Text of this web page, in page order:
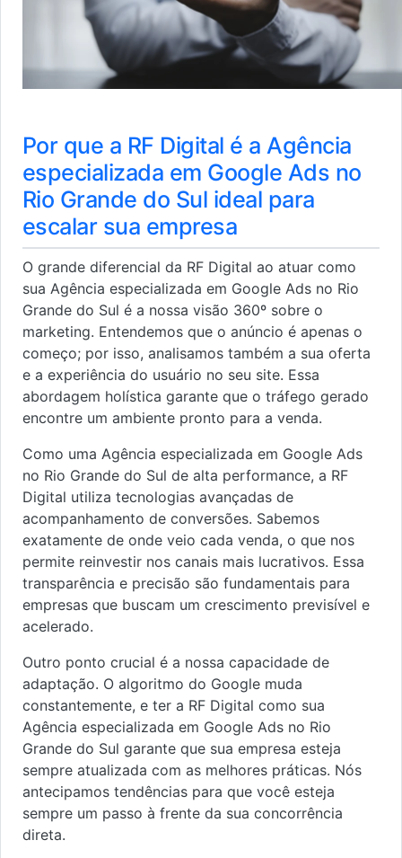
Por que a RF Digital é a Agência
especializada em Google Ads no
Rio Grande do Sul ideal para
escalar sua empresa
O grande diferencial da RF Digital ao atuar como
sua Agência especializada em Google Ads no Rio
Grande do Sul é a nossa visão 360º sobre o
marketing. Entendemos que o anúncio é apenas o
começo; por isso, analisamos também a sua oferta
e a experiência do usuário no seu site. Essa
abordagem holística garante que o tráfego gerado
encontre um ambiente pronto para a venda.
Como uma Agência especializada em Google Ads
no Rio Grande do Sul de alta performance, a RF
Digital utiliza tecnologias avançadas de
acompanhamento de conversões. Sabemos
exatamente de onde veio cada venda, o que nos
permite reinvestir nos canais mais lucrativos. Essa
transparência e precisão são fundamentais para
empresas que buscam um crescimento previsível e
acelerado.
Outro ponto crucial é a nossa capacidade de
adaptação. O algoritmo do Google muda
constantemente, e ter a RF Digital como sua
Agência especializada em Google Ads no Rio
Grande do Sul garante que sua empresa esteja
sempre atualizada com as melhores práticas. Nós
antecipamos tendências para que você esteja
sempre um passo à frente da sua concorrência
direta.